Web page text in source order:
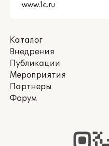
Каталог
Внедрения
Публикации
Мероприятия
Партнеры
Форум